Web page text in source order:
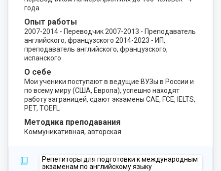
года
Опыт работы
2007-2014 - Переводчик 2007-2013 - Преподаватель
английского, французского 2014-2023 - ИП,
преподаватель английского, французского,
испанского
О себе
Мои ученики поступают в ведущие ВУЗы в России и
по всему миру (США, Европа), успешно находят
работу заграницей, сдают экзамены CAE, FCE, IELTS,
PET, TOEFL
Методика преподавания
Коммуникативная, авторская
Репетиторы для подготовки к международным
экзаменам по английскому языку